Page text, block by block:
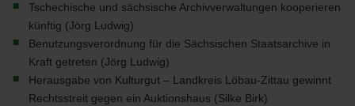
Tschechische und sächsische Archivverwaltungen kooperieren
künftig (Jörg Ludwig)
Benutzungsverordnung für die Sächsischen Staatsarchive in
Kraft getreten (Jörg Ludwig)
Herausgabe von Kulturgut – Landkreis Löbau-Zittau gewinnt
Rechtsstreit gegen ein Auktionshaus (Silke Birk)